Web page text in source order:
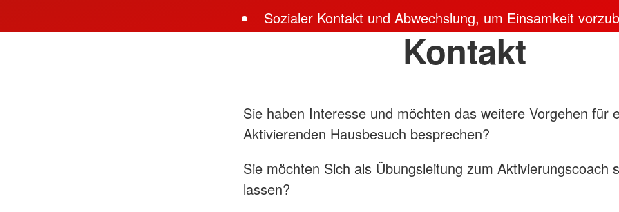
Sozialer Kontakt und Abwechslung, um Einsamkeit
Kontakt
Sie haben Interesse und möchten das weitere Vorgehen für
Aktivierenden Hausbesuch besprechen?
Sie möchten Sich als Übungsleitung zum Aktivierungscoach
lassen?